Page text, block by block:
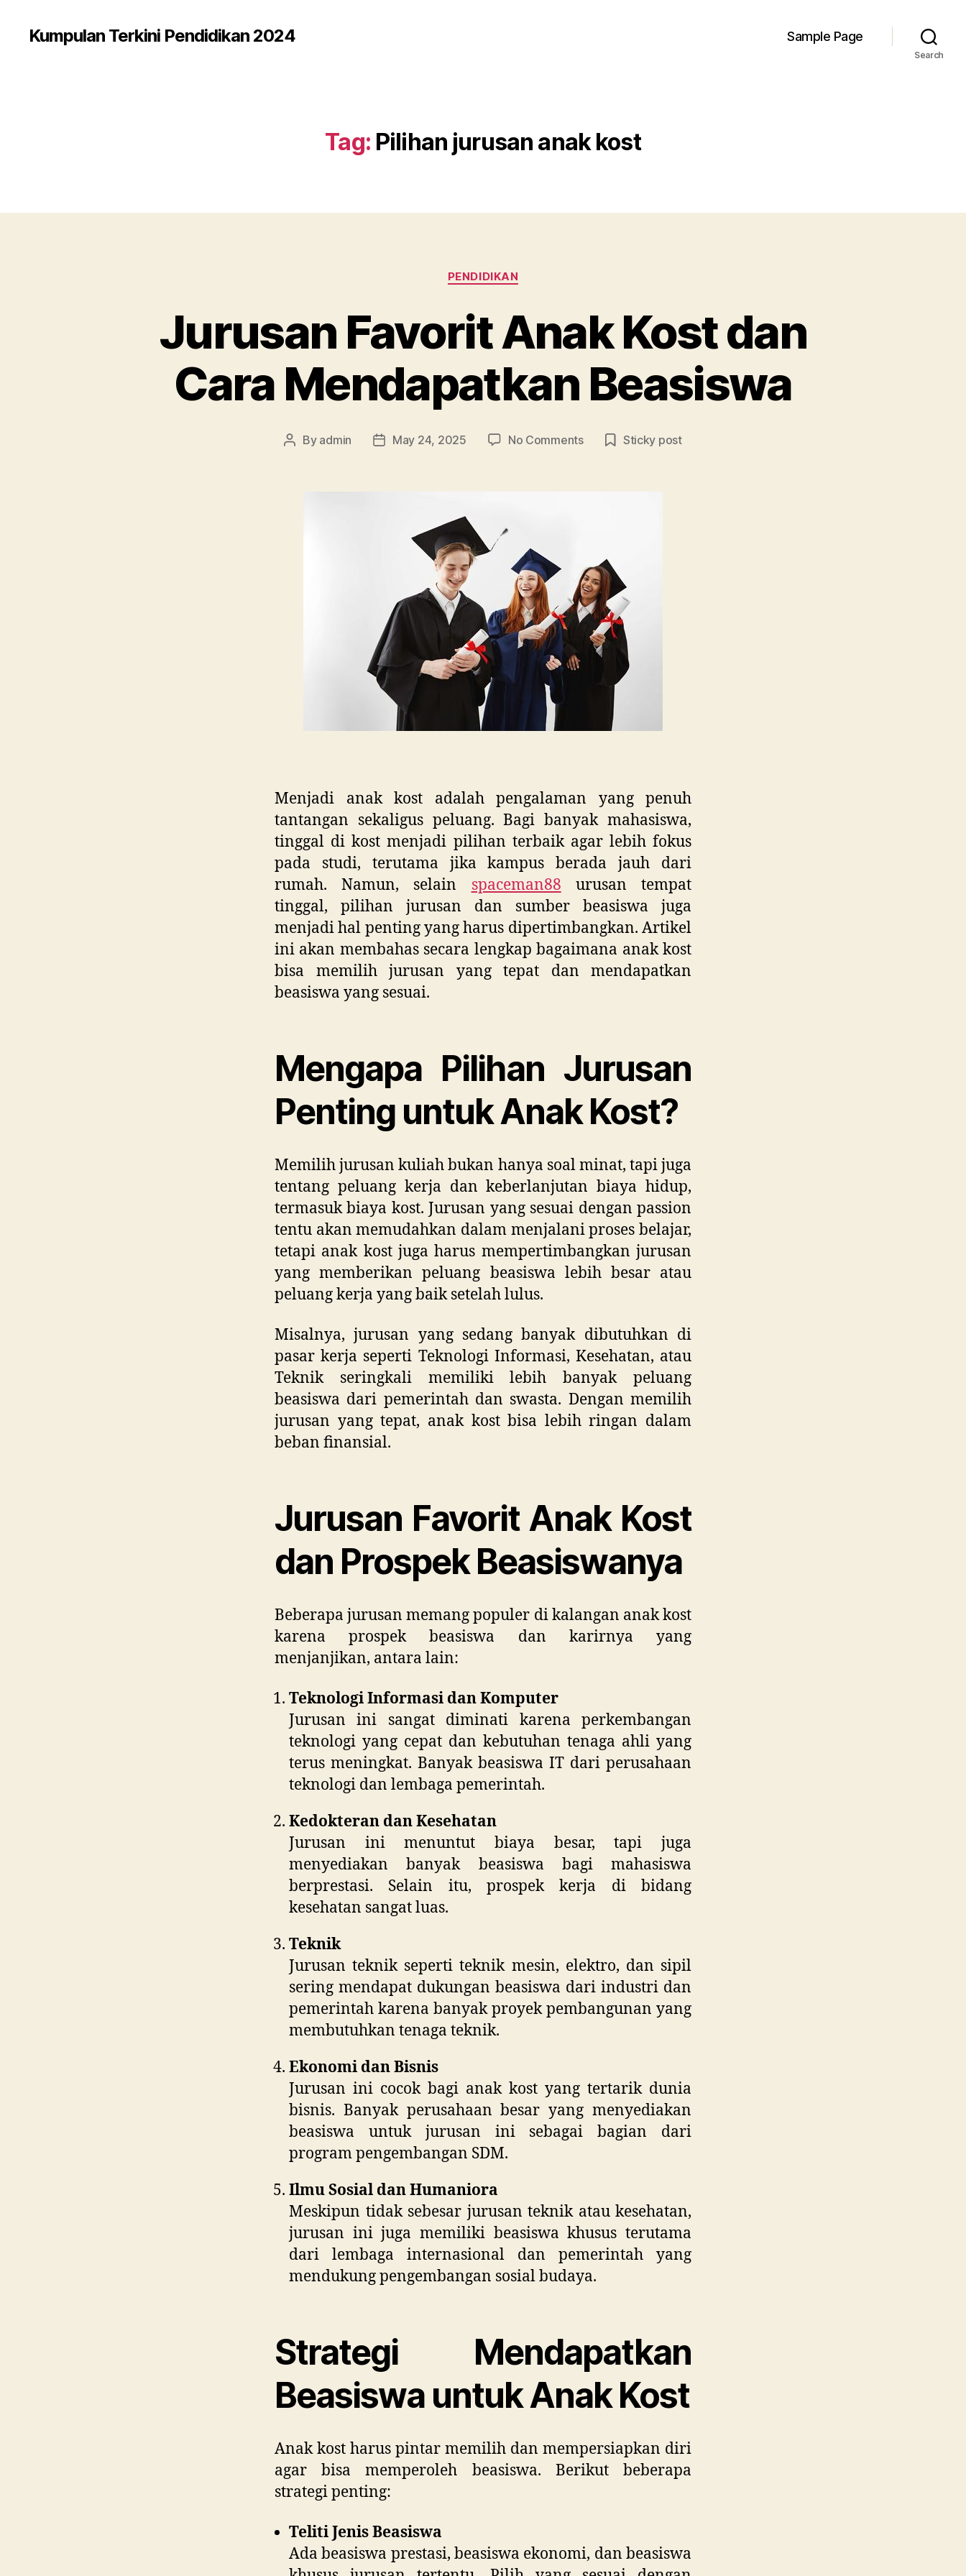
Kumpulan Terkini Pendidikan 2024 Sample Page
Search
Tag: Pilihan jurusan anak kost
Categories
PENDIDIKAN
Jurusan Favorit Anak Kost dan
Cara Mendapatkan Beasiswa
Post
By admin
PostMay 24, 2025 No Commentson
Anak
Mendapatkan
Beasiswa
Sticky post
Menjadi anak kost adalah pengalaman yang penuh
tantangan sekaligus peluang. Bagi banyak mahasiswa,
tinggal di kost menjadi pilihan terbaik agar lebih fokus
pada studi, terutama jika kampus berada jauh dari
rumah. Namun, selain spaceman88 urusan tempat
tinggal, pilihan jurusan dan sumber beasiswa juga
menjadi hal penting yang harus dipertimbangkan. Artikel
ini akan membahas secara lengkap bagaimana anak kost
bisa memilih jurusan yang tepat dan mendapatkan
beasiswa yang sesuai.
Mengapa Pilihan Jurusan
Penting untuk Anak Kost?
Memilih jurusan kuliah bukan hanya soal minat, tapi juga
tentang peluang kerja dan keberlanjutan biaya hidup,
termasuk biaya kost. Jurusan yang sesuai dengan passion
tentu akan memudahkan dalam menjalani proses belajar,
tetapi anak kost juga harus mempertimbangkan jurusan
yang memberikan peluang beasiswa lebih besar atau
peluang kerja yang baik setelah lulus.
Misalnya, jurusan yang sedang banyak dibutuhkan di
pasar kerja seperti Teknologi Informasi, Kesehatan, atau
Teknik seringkali memiliki lebih banyak peluang
beasiswa dari pemerintah dan swasta. Dengan memilih
jurusan yang tepat, anak kost bisa lebih ringan dalam
beban finansial.
Jurusan Favorit Anak Kost
dan Prospek Beasiswanya
Beberapa jurusan memang populer di kalangan anak kost
karena prospek beasiswa dan karirnya yang
menjanjikan, antara lain:
Teknologi Informasi dan Komputer
Jurusan ini sangat diminati karena perkembangan
teknologi yang cepat dan kebutuhan tenaga ahli yang
terus meningkat. Banyak beasiswa IT dari perusahaan
teknologi dan lembaga pemerintah.
Kedokteran dan Kesehatan
Jurusan ini menuntut biaya besar, tapi juga
menyediakan banyak beasiswa bagi mahasiswa
berprestasi. Selain itu, prospek kerja di bidang
kesehatan sangat luas.
Teknik
Jurusan teknik seperti teknik mesin, elektro, dan sipil
sering mendapat dukungan beasiswa dari industri dan
pemerintah karena banyak proyek pembangunan yang
membutuhkan tenaga teknik.
Ekonomi dan Bisnis
Jurusan ini cocok bagi anak kost yang tertarik dunia
bisnis. Banyak perusahaan besar yang menyediakan
beasiswa untuk jurusan ini sebagai bagian dari
program pengembangan SDM.
Ilmu Sosial dan Humaniora
Meskipun tidak sebesar jurusan teknik atau kesehatan,
jurusan ini juga memiliki beasiswa khusus terutama
dari lembaga internasional dan pemerintah yang
mendukung pengembangan sosial budaya.
Strategi Mendapatkan
Beasiswa untuk Anak Kost
Anak kost harus pintar memilih dan mempersiapkan diri
agar bisa memperoleh beasiswa. Berikut beberapa
strategi penting:
Teliti Jenis Beasiswa
Ada beasiswa prestasi, beasiswa ekonomi, dan beasiswa